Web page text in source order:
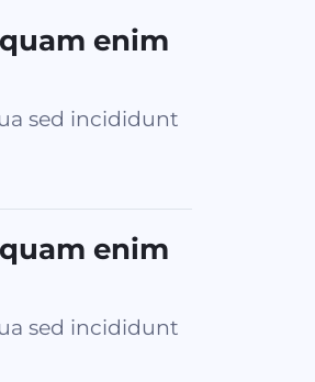
enim
sed incididunt
enim
sed incididunt